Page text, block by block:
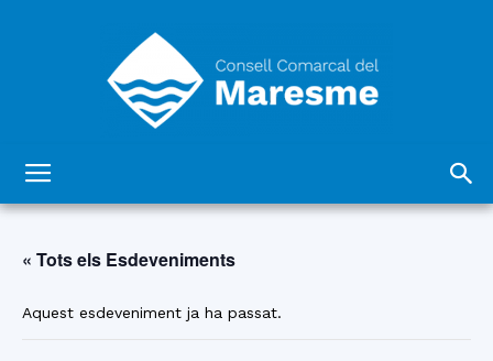
« Tots els Esdeveniments
Aquest esdeveniment ja ha passat.